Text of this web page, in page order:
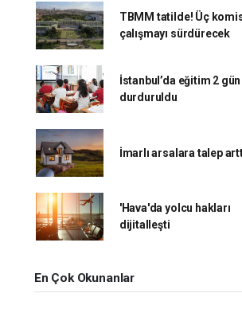
TBMM tatilde! Üç
çalışmayı sürdürecek
İstanbul’da eğitim 2 gün
durduruldu
İmarlı arsalara talep
'Hava'da yolcu hakları
dijitalleşti
En Çok Okunanlar